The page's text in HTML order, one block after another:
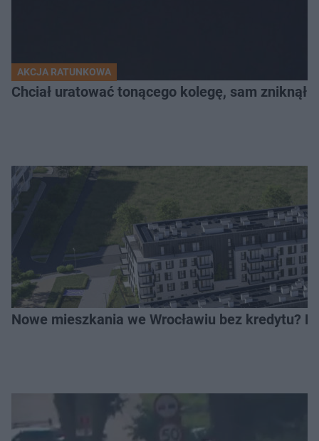
AKCJA RATUNKOWA
Chciał uratować tonącego kolegę, sam zniknął
Nowe mieszkania we Wrocławiu bez kredytu?